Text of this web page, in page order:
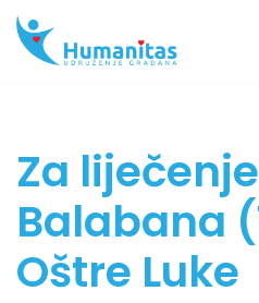
Skip
Za
Balabana
Oštre Luke